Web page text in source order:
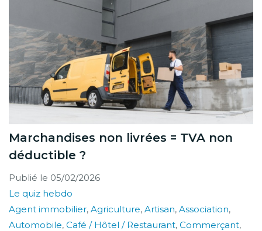
Marchandises non livrées = TVA non
déductible ?
Publié le 05/02/2026
Le quiz hebdo
Agent immobilier, Agriculture, Artisan, Association,
Automobile, Café / Hôtel / Restaurant, Commerçant,